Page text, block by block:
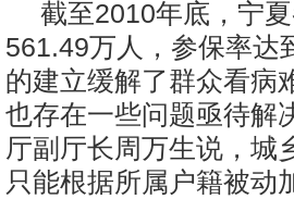
截至2010年底，宁
561.49万人，参保率达
的建立缓解了群众看病
也存在一些问题亟待解
厅副厅长周万生说，城
只能根据所属户籍被动